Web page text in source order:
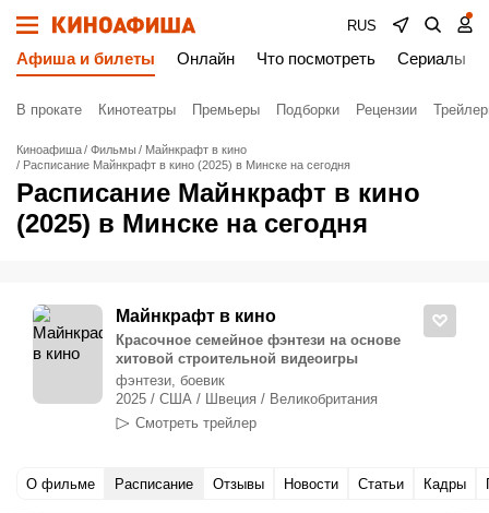
RUS
Афиша и билеты Онлайн Что посмотреть Сериалы
В прокате Кинотеатры Премьеры Подборки Рецензии
Киноафиша Фильмы
Майнкрафт в кино
Расписание Майнкрафт в кино (2025) в Минске на сегодня
Расписание Майнкрафт в кино
(2025) в Минске на сегодня
Майнкрафт в кино
Красочное семейное фэнтези на основе
хитовой строительной видеоигры
фэнтези, боевик
2025 / США / Швеция / Великобритания
Смотреть трейлер
О фильме Расписание Отзывы Новости Статьи Кадры